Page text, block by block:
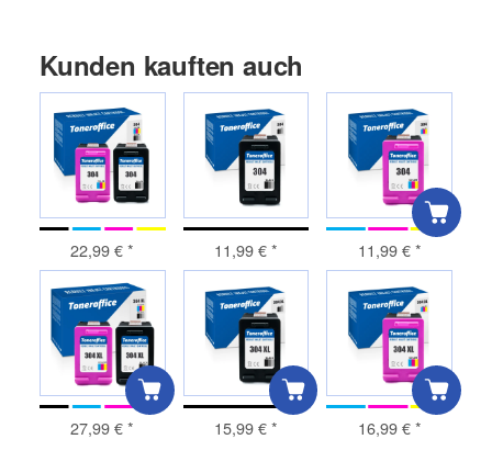
Kunden kauften auch
22,99 €* 11,99 €* 11,99 €*
27,99 €* 15,99 €* 16,99 €*